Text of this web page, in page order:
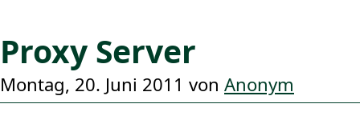
Proxy Server
Montag, 20. Juni 2011 von Anonym